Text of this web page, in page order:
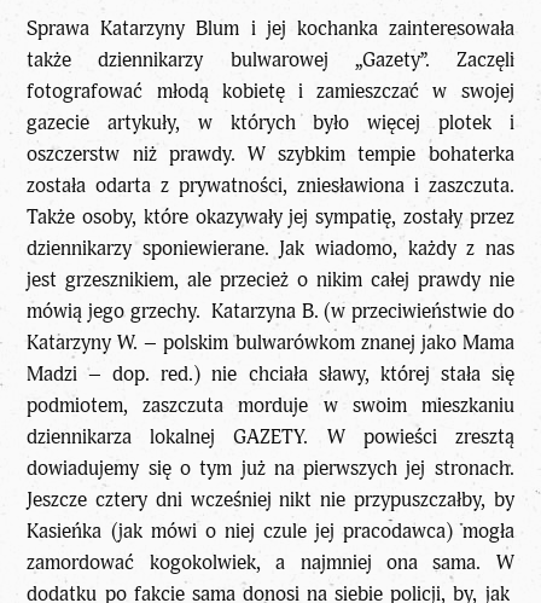
Sprawa Katarzyny Blum i jej kochanka zainteresowała
także dziennikarzy bulwarowej „Gazety”. Zaczęli
fotografować młodą kobietę i zamieszczać w swojej
gazecie artykuły, w których było więcej plotek i
oszczerstw niż prawdy. W szybkim tempie bohaterka
została odarta z prywatności, zniesławiona i zaszczuta.
Także osoby, które okazywały jej sympatię, zostały przez
dziennikarzy sponiewierane. Jak wiadomo, każdy z nas
jest grzesznikiem, ale przecież o nikim całej prawdy nie
mówią jego grzechy. Katarzyna B. (w przeciwieństwie do
Katarzyny W. – polskim bulwarówkom znanej jako Mama
Madzi – dop. red.) nie chciała sławy, której stała się
podmiotem, zaszczuta morduje w swoim mieszkaniu
dziennikarza lokalnej GAZETY. W powieści zresztą
dowiadujemy się o tym już na pierwszych jej stronach.
Jeszcze cztery dni wcześniej nikt nie przypuszczałby, by
Kasieńka (jak mówi o niej czule jej pracodawca) mogła
zamordować kogokolwiek, a najmniej ona sama. W
dodatku po fakcie sama donosi na siebie policji, by, jak